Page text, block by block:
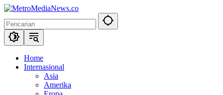
Langsung
konten
Home
Internasional
Asia
Amerika